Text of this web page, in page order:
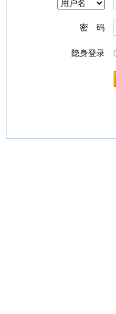
密 码
隐身登录